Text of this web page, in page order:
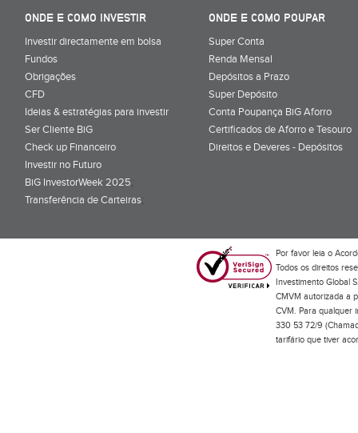
ONDE E COMO INVESTIR
Investir directamente em bolsa
Fundos
Obrigações
CFD
Ideias & estratégias para investir
Ser Cliente BiG
Check up Financeiro
Investir no Futuro
BiG InvestorWeek 2025;
Transferência de Carteiras;
ONDE E COMO POUPAR
Super Conta
Renda Mensal
Depósitos a Prazo
Super Depósito
Conta Poupança BiG Aforro
Certificados de Aforro e Tesouro
Direitos e Deveres - Depósitos
Por favor leia o
Todos os direitos
Investimento Global
CMVM autorizada a
CVM. Para qualquer
330 53 72/9
tarifário que tiver